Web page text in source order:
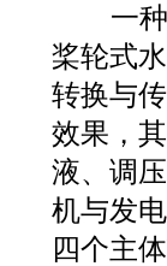
一种
桨轮式
转换与
效果，
液、调
机与发
四个主